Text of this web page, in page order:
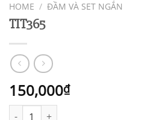
HOME / ĐẦM VÀ SET NGẮN
TIT365
150,000₫
TIT365 quantity